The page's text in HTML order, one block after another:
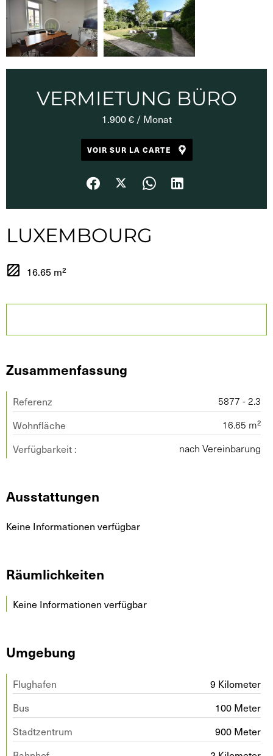
VERMIETUNG BÜRO
1.900 € / Monat
VOIR SUR LA CARTE
LUXEMBOURG
16.65 m²
Zusammenfassung
Referenz 5877 - 2.3
Wohnfläche 16.65 m²
Verfügbarkeit : nach Vereinbarung
Ausstattungen
Keine Informationen verfügbar
Räumlichkeiten
Keine Informationen verfügbar
Umgebung
Flughafen
9 Kilometer
Bus
100 Meter
Stadtzentrum
900 Meter